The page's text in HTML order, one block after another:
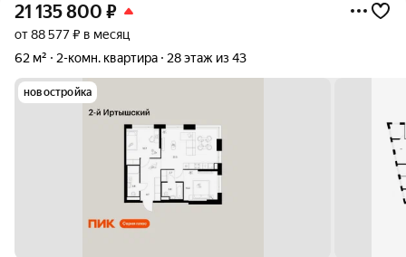
21 135 800 ₽
от 88 577 ₽ в месяц
62 м²
2-комн. квартира 28 этаж из 43
новостройка